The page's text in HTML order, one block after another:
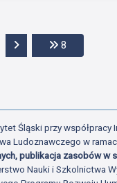
Przejdź do następnej
8
Śląski przy
Ludoznawczego w
publikacja zasobów w
Nauki i Szkolnictwa